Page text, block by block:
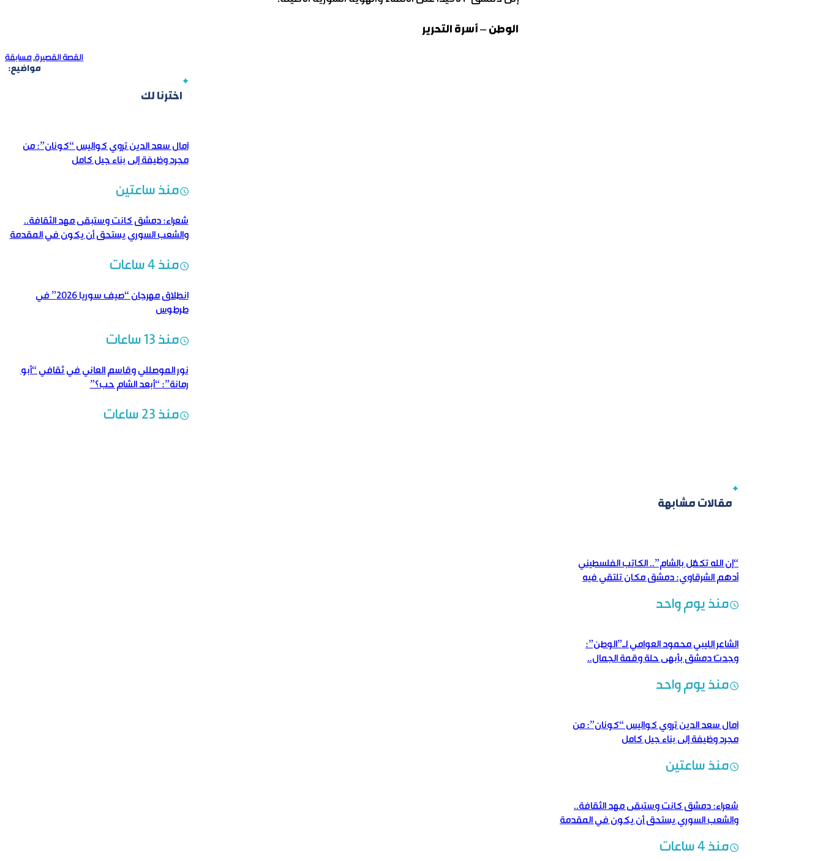
الوطن – أسرة التحرير
القصة القصيرة,مسابقة
مواضيع:
اخترنا لك
آمال سعد الدين تروي كواليس “كونان”: من
مجرد وظيفة إلى بناء جيل كامل
منذ ساعتين
شعراء: دمشق كانت وستبقى مهد الثقافة..
والشعب السوري يستحق أن يكون في المقدمة
منذ 4 ساعات
انطلاق مهرجان “صيف سوريا 2026” في
طرطوس
منذ 13 ساعات
نور الموصللي وقاسم العاني في ثقافي “أبو
رمانة”: “أبعد الشام حب؟”
منذ 23 ساعات
مقالات مشابهة
“إن الله تكفّل بالشام”.. الكاتب الفلسطيني
أدهم الشرقاوي: دمشق مكان تلتقي فيه
منذ يوم واحد
الشاعر الليبي محمود العوامي لـ”الوطن”:
وجدتُ دمشق بأبهى حلة وقمة الجمال..
البائدمنذ يوم واحد
آمال سعد الدين تروي كواليس “كونان”: من
مجرد وظيفة إلى بناء جيل كامل
منذ ساعتين
شعراء: دمشق كانت وستبقى مهد الثقافة..
والشعب السوري يستحق أن يكون في المقدمة
منذ 4 ساعات